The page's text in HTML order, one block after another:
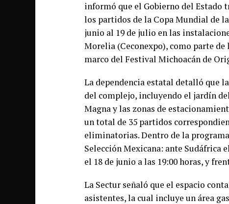
informó que el Gobierno del
los partidos de la Copa Mundial de
junio al 19 de julio en las
Morelia (Ceconexpo), como parte
marco del Festival Michoacán de
La dependencia estatal detalló que
del complejo, incluyendo el jardín
Magna y las zonas de
un total de 35 partidos
eliminatorias. Dentro de la
Selección Mexicana: ante Sudáfrica
el 18 de junio a las 19:00 horas, y
La Sectur señaló que el espacio
asistentes, la cual incluye un área